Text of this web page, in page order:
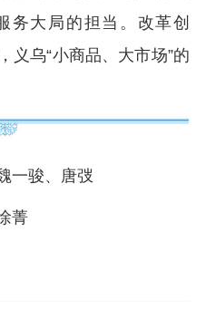
务大局的担当。改革创
义乌“小商品、大市场”的
一骏、唐弢
菁